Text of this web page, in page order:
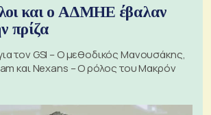
και ο ΑΔΜΗΕ έβαλαν
πρίζα
τον GSI – Ο μεθοδικός Μανουσάκης,
και Nexans – Ο ρόλος του Μακρόν